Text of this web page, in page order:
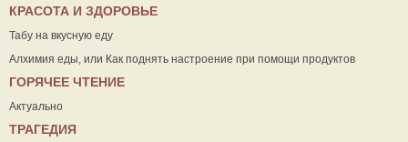
КРАСОТА И ЗДОРОВЬЕ
Табу на вкусную еду
Алхимия еды, или Как поднять настроение при помощи продуктов
ГОРЯЧЕЕ ЧТЕНИЕ
Актуально
ТРАГЕДИЯ